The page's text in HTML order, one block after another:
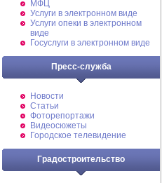
МФЦ
Услуги в электронном виде
Услуги опеки в электронном
виде
Госуслуги в электронном виде
Пресс-служба
Новости
Статьи
Фоторепортажи
Видеосюжеты
Городское телевидение
Градостроительство